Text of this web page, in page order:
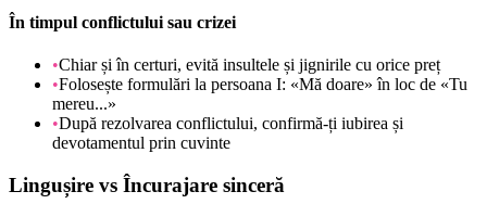
În timpul conflictului sau crizei
•Chiar și în certuri, evită insultele și jignirile cu orice preț
•Folosește formulări la persoana I: «Mă doare» în loc de «Tu
mereu...»
•După rezolvarea conflictului, confirmă-ți iubirea și
devotamentul prin cuvinte
Lingușire vs Încurajare sinceră